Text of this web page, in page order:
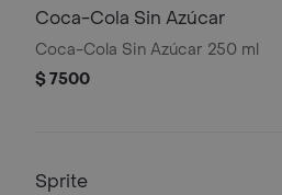
Coca-Cola Sin Azúcar
Coca-Cola Sin Azúcar 250 ml
$ 7500
Sprite